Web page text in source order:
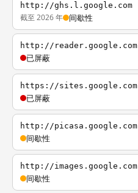
http://ghs.l.google.com
截至 2026 年 间歇性
http://reader.google.com
已屏蔽
https://sites.google.com
已屏蔽
http://picasa.google.com
间歇性
http://images.google.com
间歇性